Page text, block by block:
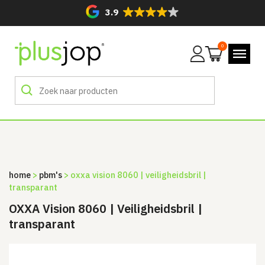
3.9
Mijn
0
home > pbm's > oxxa vision 8060 | veiligheidsbril |
transparant
OXXA Vision 8060 | Veiligheidsbril |
transparant